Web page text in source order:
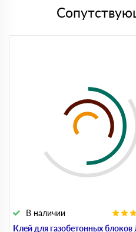
Клей для газобетонных
В наличии